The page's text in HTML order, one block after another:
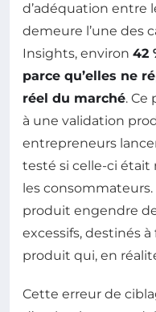
d’adéquation entre
demeure l’une des
Insights, environ 42
parce qu’elles ne
réel du marché. Ce
à une validation
entrepreneurs
testé si celle-ci
les
produit engendre
excessifs, destinés à
produit qui, en
Cette erreur de